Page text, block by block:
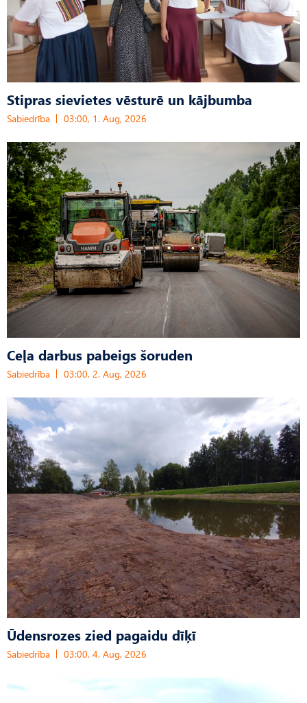
Stipras sievietes vēsturē un kājbumba
Sabiedrība 03:00, 1. Aug, 2026
Ceļa darbus pabeigs šoruden
Sabiedrība 03:00, 2. Aug, 2026
Ūdensrozes zied pagaidu dīķī
Sabiedrība 03:00, 4. Aug, 2026